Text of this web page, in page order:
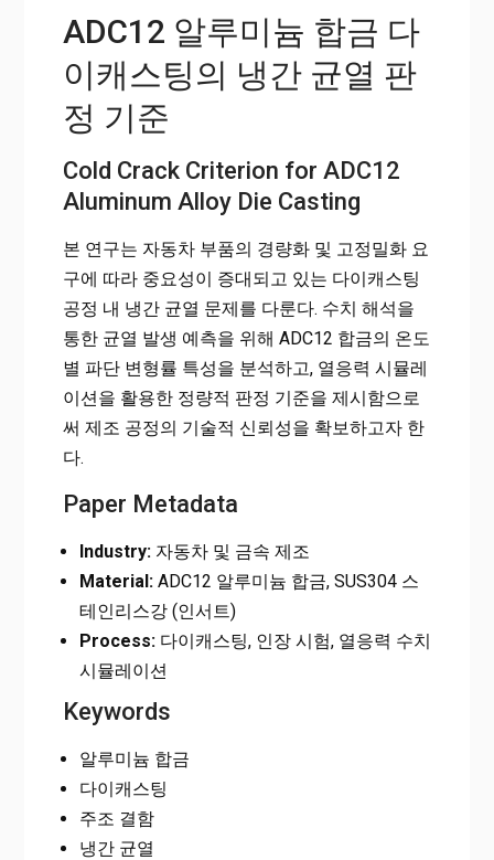
ADC12 알루미늄 합금 다
이캐스팅의 냉간 균열 판
정 기준
Cold Crack Criterion for ADC12
Aluminum Alloy Die Casting
본 연구는 자동차 부품의 경량화 및 고정밀화 요
구에 따라 중요성이 증대되고 있는 다이캐스팅
공정 내 냉간 균열 문제를 다룬다. 수치 해석을
통한 균열 발생 예측을 위해 ADC12 합금의 온도
별 파단 변형률 특성을 분석하고, 열응력 시뮬레
이션을 활용한 정량적 판정 기준을 제시함으로
써 제조 공정의 기술적 신뢰성을 확보하고자 한
다.
Paper Metadata
Industry:자동차 및 금속 제조
Material:ADC12 알루미늄 합금, SUS304 스
테인리스강 (인서트)
Process:다이캐스팅, 인장 시험, 열응력 수치
시뮬레이션
Keywords
알루미늄 합금
다이캐스팅
주조 결함
냉간 균열